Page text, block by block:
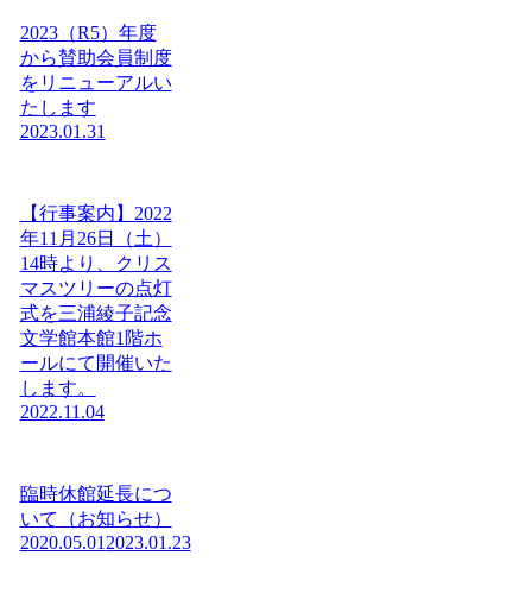
2023（R5）年度
から賛助会員制度
をリニューアルい
たします
2023.01.31
【行事案内】2022
年11月26日（土）
14時より、クリス
マスツリーの点灯
式を三浦綾子記念
文学館本館1階ホ
ールにて開催いた
します。
2022.11.04
臨時休館延長につ
いて（お知らせ）
2020.05.01 2023.01.23